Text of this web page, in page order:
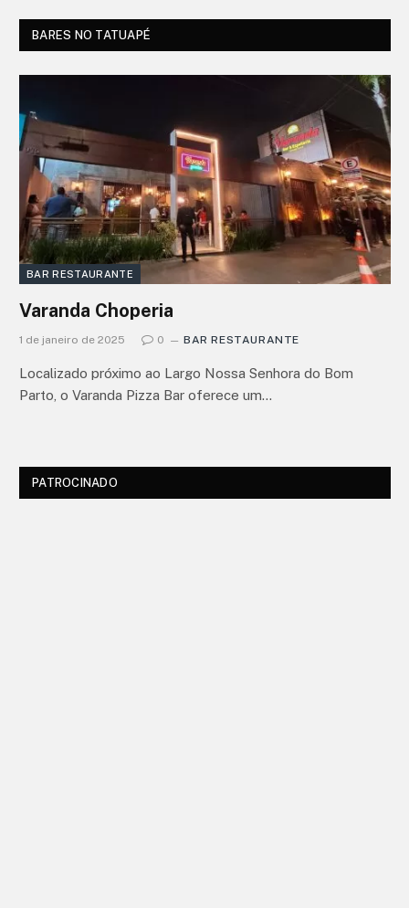
BARES NO TATUAPÉ
BAR RESTAURANTE
Varanda Choperia
1 de janeiro de 2025 0 BAR RESTAURANTE
Localizado próximo ao Largo Nossa Senhora do Bom
Parto, o Varanda Pizza Bar oferece um…
PATROCINADO